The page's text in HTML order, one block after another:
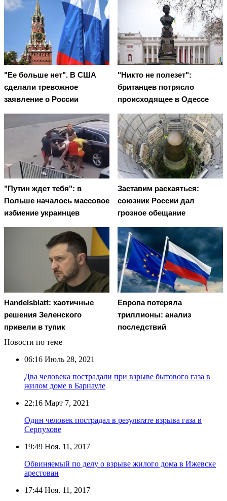
"Ее больше нет". В США
сделали тревожное
заявление о России
"Никто не полезет":
британцев потрясло
происходящее в Одессе
"Путин ждет тебя": в
Польше началось массовое
избиение украинцев
Заставим раскаяться:
союзник России дал
грозное обещание
Handelsblatt: хаотичные
решения Зеленского
привели в тупик
Европа потеряла
триллионы: анализ
последствий
Новости по теме
06:16 Июль 28, 2021
Два человека пострадали при взрыве бытового газа в
жилом доме в Барнауле
22:16 Март 7, 2021
Один человек пострадал в результате взрыва газа в
Серпухове
19:49 Ноя. 11, 2017
Обвиняемый по делу о взрыве жилого дома в Ижевске
арестован
17:44 Ноя. 11, 2017